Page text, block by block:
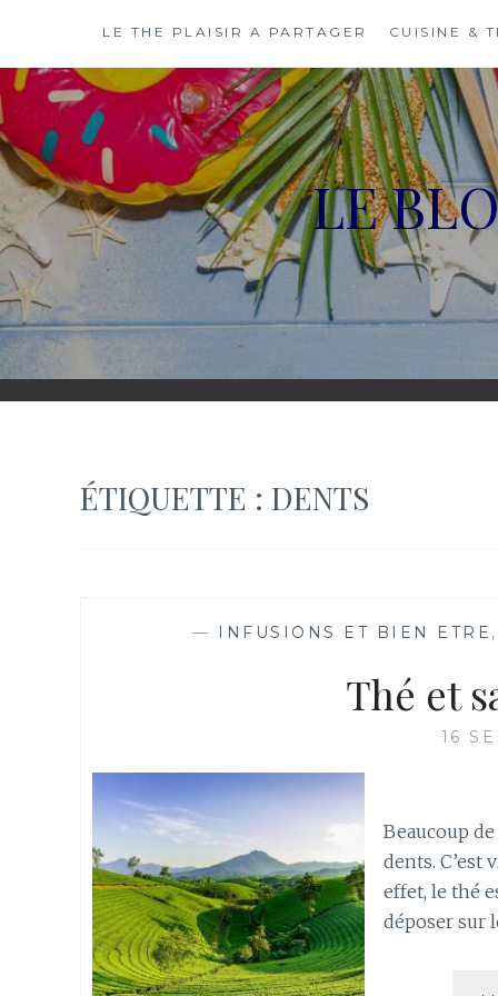
content
LE THE PLAISIR A PARTAGER CUISINE &
LE
ÉTIQUETTE : DENTS
— INFUSIONS ET BIEN ETRE
Thé et
16
Beaucoup
dents.
effet, le thé
déposer sur